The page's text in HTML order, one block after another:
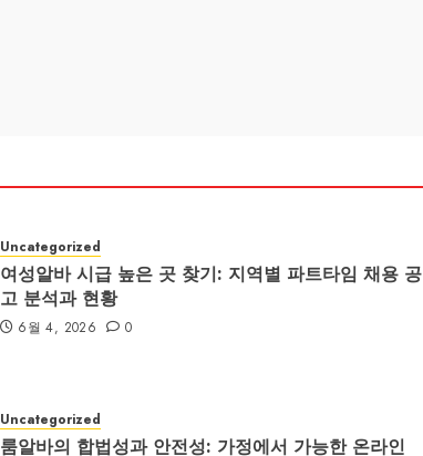
Uncategorized
여성알바 시급 높은 곳 찾기: 지역별 파트타임 채용 공
고 분석과 현황
6월 4, 2026 0
Uncategorized
룸알바의 합법성과 안전성: 가정에서 가능한 온라인